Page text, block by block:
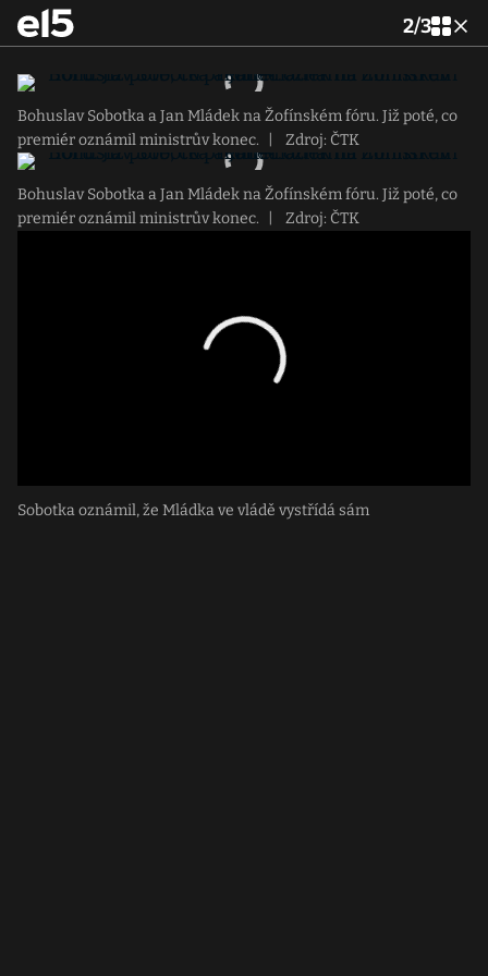
2/3
Bohuslav Sobotka a Jan Mládek na Žofínském fóru. Již poté, co
premiér oznámil ministrův konec.
Zdroj: ČTK
Bohuslav Sobotka a Jan Mládek na Žofínském fóru. Již poté, co
premiér oznámil ministrův konec.
Zdroj: ČTK
Sobotka oznámil, že Mládka ve vládě vystřídá sám